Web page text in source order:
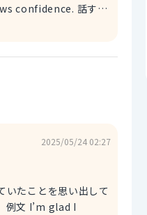
2025/05/24 02:27